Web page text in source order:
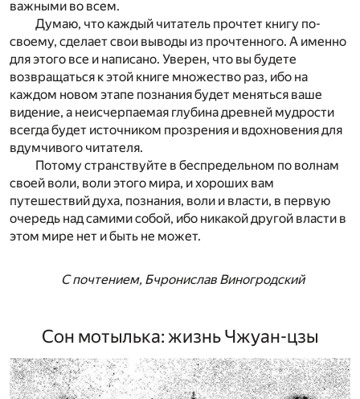
важными во всем.
Думаю, что каждый читатель прочтет книгу по-
своему, сделает свои выводы из прочтенного. А именно
для этого все и написано. Уверен, что вы будете
возвращаться к этой книге множество раз, ибо на
каждом новом этапе познания будет меняться ваше
видение, а неисчерпаемая глубина древней мудрости
всегда будет источником прозрения и вдохновения для
вдумчивого читателя.
Потому странствуйте в беспредельном по волнам
своей воли, воли этого мира, и хороших вам
путешествий духа, познания, воли и власти, в первую
очередь над самими собой, ибо никакой другой власти в
этом мире нет и быть не может.
С почтением, Бчронислав Виногродский
Сон мотылька: жизнь Чжуан-цзы